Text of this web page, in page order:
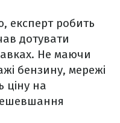
експерт робить
дотувати
Не маючи
бензину, мережі
ціну на